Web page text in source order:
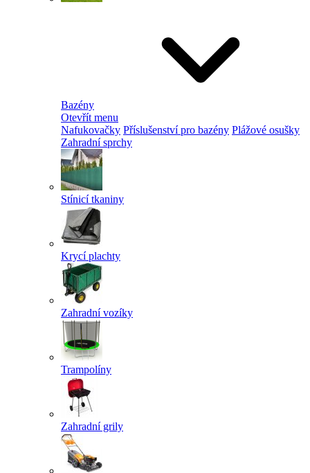
Bazény
Otevřít menu
Nafukovačky Příslušenství pro bazény Plážové osušky
Zahradní sprchy
Stínicí tkaniny
Krycí plachty
Zahradní vozíky
Trampolíny
Zahradní grily